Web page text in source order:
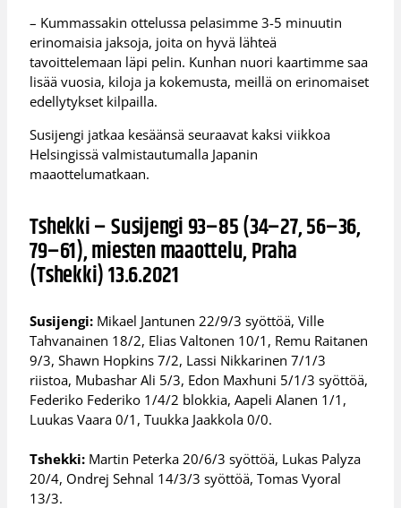
– Kummassakin ottelussa pelasimme 3-5 minuutin
erinomaisia jaksoja, joita on hyvä lähteä
tavoittelemaan läpi pelin. Kunhan nuori kaartimme saa
lisää vuosia, kiloja ja kokemusta, meillä on erinomaiset
edellytykset kilpailla.
Susijengi jatkaa kesäänsä seuraavat kaksi viikkoa
Helsingissä valmistautumalla Japanin
maaottelumatkaan.
Tshekki – Susijengi 93–85 (34–27, 56–36,
79–61), miesten maaottelu, Praha
(Tshekki) 13.6.2021
Susijengi: Mikael Jantunen 22/9/3 syöttöä, Ville
Tahvanainen 18/2, Elias Valtonen 10/1, Remu Raitanen
9/3, Shawn Hopkins 7/2, Lassi Nikkarinen 7/1/3
riistoa, Mubashar Ali 5/3, Edon Maxhuni 5/1/3 syöttöä,
Federiko Federiko 1/4/2 blokkia, Aapeli Alanen 1/1,
Luukas Vaara 0/1, Tuukka Jaakkola 0/0.
Tshekki: Martin Peterka 20/6/3 syöttöä, Lukas Palyza
20/4, Ondrej Sehnal 14/3/3 syöttöä, Tomas Vyoral
13/3.